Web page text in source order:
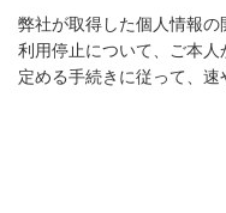
弊社が取得した個人情報
利用停止について、ご本
定める手続きに従って、速